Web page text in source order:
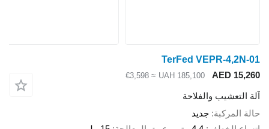
TerFed VEPR-
AED
UAH 185,100
≈ €3,598
والفلاحة
جديد